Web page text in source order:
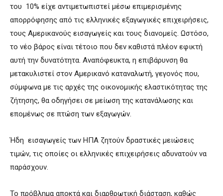
του 10% είχε αντιμετωπιστεί μέσω επιμερισμένης
απορρόφησης από τις ελληνικές εξαγωγικές επιχειρήσεις,
τους Αμερικανούς εισαγωγείς και τους διανομείς. Ωστόσο,
το νέο βάρος είναι τέτοιο που δεν καθιστά πλέον εφικτή
αυτή την δυνατότητα. Αναπόφευκτα, η επιβάρυνση θα
μετακυλιστεί στον Αμερικανό καταναλωτή, γεγονός που,
σύμφωνα με τις αρχές της οικονομικής ελαστικότητας της
ζήτησης, θα οδηγήσει σε μείωση της κατανάλωσης και
επομένως σε πτώση των εξαγωγών.
Ήδη εισαγωγείς των ΗΠΑ ζητούν δραστικές μειώσεις
τιμών, τις οποίες οι ελληνικές επιχειρήσεις αδυνατούν να
παράσχουν.
Το πρόβλημα αποκτά και διαρθρωτική διάσταση, καθώς